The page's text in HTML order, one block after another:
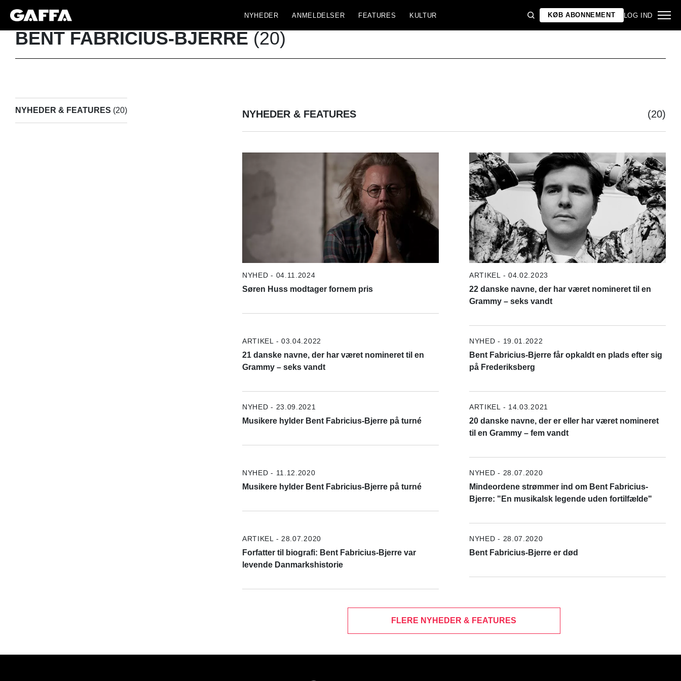
NYHEDER ANMELDELSER FEATURES KULTUR KØB ABONNEMENT LOG IND
BENT FABRICIUS-BJERRE (20)
NYHEDER & FEATURES (20) NYHEDER & FEATURES (20)
NYHED - 04.11.2024
Søren Huss modtager fornem pris
ARTIKEL - 04.02.2023
22 danske navne, der har været nomineret til en
Grammy – seks vandt
ARTIKEL - 03.04.2022
21 danske navne, der har været nomineret til en
Grammy – seks vandt
NYHED - 19.01.2022
Bent Fabricius-Bjerre får opkaldt en plads efter sig
på Frederiksberg
NYHED - 23.09.2021
Musikere hylder Bent Fabricius-Bjerre på turné
ARTIKEL - 14.03.2021
20 danske navne, der er eller har været nomineret
til en Grammy – fem vandt
NYHED - 11.12.2020
Musikere hylder Bent Fabricius-Bjerre på turné
NYHED - 28.07.2020
Mindeordene strømmer ind om Bent Fabricius-
Bjerre: "En musikalsk legende uden fortilfælde"
ARTIKEL - 28.07.2020
Forfatter til biografi: Bent Fabricius-Bjerre var
levende Danmarkshistorie
NYHED - 28.07.2020
Bent Fabricius-Bjerre er død
FLERE NYHEDER & FEATURES